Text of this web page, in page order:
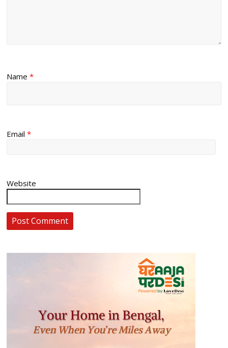
Name*
Email*
Website